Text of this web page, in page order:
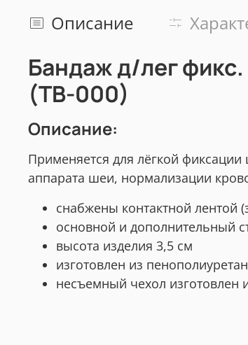
Описание
Бандаж д/лег
(ТВ-000)
Описание:
Применяется для лёгкой
аппарата шеи, нормализации
снабжены контактной лентой
основной и дополнительный
высота изделия 3,5 см
изготовлен из
несъемный чехол изготовлен